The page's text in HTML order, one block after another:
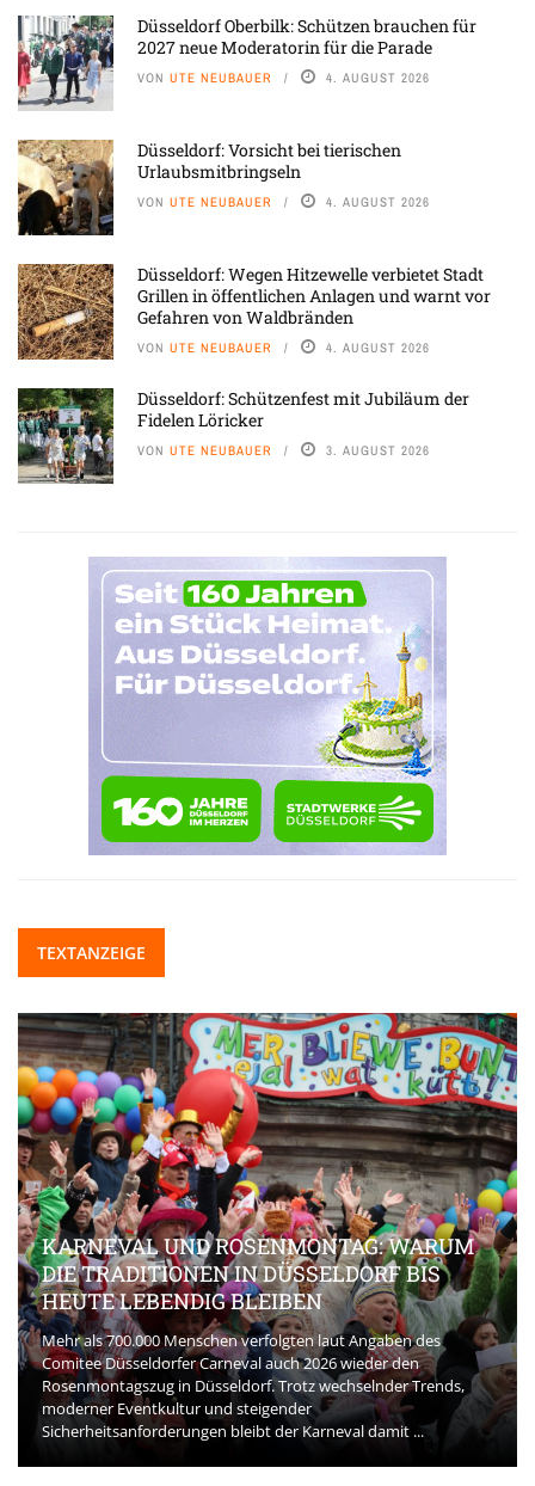
Düsseldorf Oberbilk: Schützen brauchen für
2027 neue Moderatorin für die Parade
VON UTE NEUBAUER 4. AUGUST 2026
Düsseldorf: Vorsicht bei tierischen
Urlaubsmitbringseln
VON UTE NEUBAUER 4. AUGUST 2026
Düsseldorf: Wegen Hitzewelle verbietet Stadt
Grillen in öffentlichen Anlagen und warnt vor
Gefahren von Waldbränden
VON UTE NEUBAUER 4. AUGUST 2026
Düsseldorf: Schützenfest mit Jubiläum der
Fidelen Löricker
VON UTE NEUBAUER 3. AUGUST 2026
TEXTANZEIGE
KARNEVAL UND ROSENMONTAG: WARUM
DIE TRADITIONEN IN DÜSSELDORF BIS
HEUTE LEBENDIG BLEIBEN
Mehr als 700.000 Menschen verfolgten laut Angaben des
Comitee Düsseldorfer Carneval auch 2026 wieder den
Rosenmontagszug in Düsseldorf. Trotz wechselnder Trends,
moderner Eventkultur und steigender
Sicherheitsanforderungen bleibt der Karneval damit ...